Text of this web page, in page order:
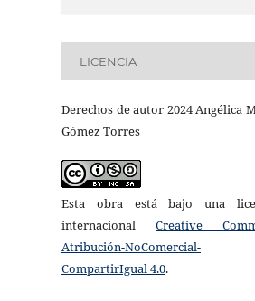
LICENCIA
Derechos de autor 2024 Angélica
Gómez Torres
Esta obra está bajo una
internacional Creative
Atribución-NoComercial-
CompartirIgual 4.0.